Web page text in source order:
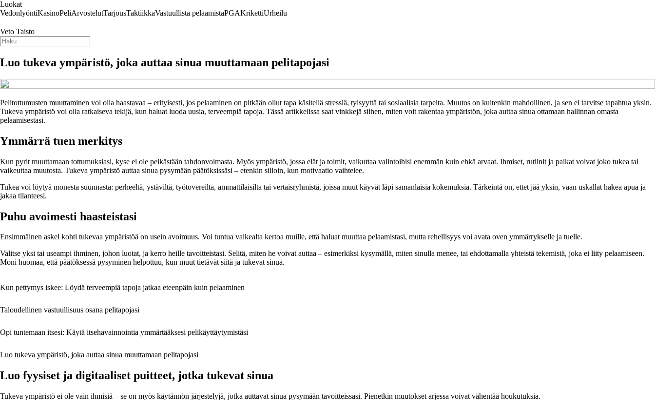
Luokat
VedonlyöntiKasinoPeliArvostelutTarjousTaktiikkaVastuullista pelaamistaPGAKrikettiUrheilu
Veto Taisto
Luo tukeva ympäristö, joka auttaa sinua muuttamaan pelitapojasi
Pelitottumusten muuttaminen voi olla haastavaa – erityisesti, jos pelaaminen on pitkään ollut tapa käsitellä stressiä, tylsyyttä tai sosiaalisia tarpeita. Muutos on kuitenkin mahdollinen, ja sen ei tarvitse tapahtua yksin.
Tukeva ympäristö voi olla ratkaiseva tekijä, kun haluat luoda uusia, terveempiä tapoja. Tässä artikkelissa saat vinkkejä siihen, miten voit rakentaa ympäristön, joka auttaa sinua ottamaan hallinnan omasta
pelaamisestasi.
Ymmärrä tuen merkitys
Kun pyrit muuttamaan tottumuksiasi, kyse ei ole pelkästään tahdonvoimasta. Myös ympäristö, jossa elät ja toimit, vaikuttaa valintoihisi enemmän kuin ehkä arvaat. Ihmiset, rutiinit ja paikat voivat joko tukea tai
vaikeuttaa muutosta. Tukeva ympäristö auttaa sinua pysymään päätöksissäsi – etenkin silloin, kun motivaatio vaihtelee.
Tukea voi löytyä monesta suunnasta: perheeltä, ystäviltä, työtovereilta, ammattilaisilta tai vertaisryhmistä, joissa muut käyvät läpi samanlaisia kokemuksia. Tärkeintä on, ettet jää yksin, vaan uskallat hakea apua ja
jakaa tilanteesi.
Puhu avoimesti haasteistasi
Ensimmäinen askel kohti tukevaa ympäristöä on usein avoimuus. Voi tuntua vaikealta kertoa muille, että haluat muuttaa pelaamistasi, mutta rehellisyys voi avata oven ymmärrykselle ja tuelle.
Valitse yksi tai useampi ihminen, johon luotat, ja kerro heille tavoitteistasi. Selitä, miten he voivat auttaa – esimerkiksi kysymällä, miten sinulla menee, tai ehdottamalla yhteistä tekemistä, joka ei liity pelaamiseen.
Moni huomaa, että päätöksessä pysyminen helpottuu, kun muut tietävät siitä ja tukevat sinua.
Kun pettymys iskee: Löydä terveempiä tapoja jatkaa eteenpäin kuin pelaaminen
Taloudellinen vastuullisuus osana pelitapojasi
Opi tuntemaan itsesi: Käytä itsehavainnointia ymmärtääksesi pelikäyttäytymistäsi
Luo tukeva ympäristö, joka auttaa sinua muuttamaan pelitapojasi
Luo fyysiset ja digitaaliset puitteet, jotka tukevat sinua
Tukeva ympäristö ei ole vain ihmisiä – se on myös käytännön järjestelyjä, jotka auttavat sinua pysymään tavoitteissasi. Pienetkin muutokset arjessa voivat vähentää houkutuksia.